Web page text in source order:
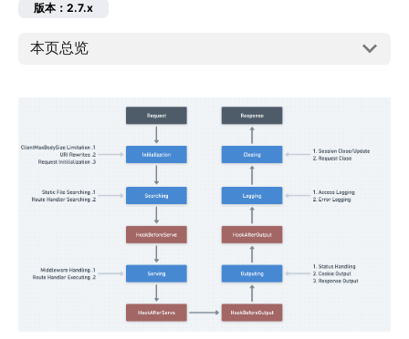
版本：2.7.x
本页总览